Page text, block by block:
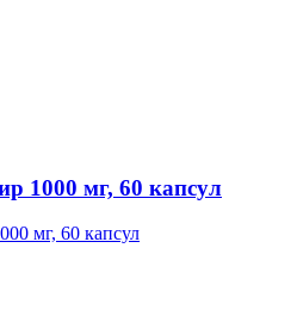
1000 мг, 60 капсул